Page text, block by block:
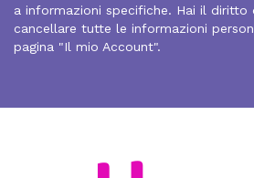
a informazioni specifiche. Hai il diritto
cancellare tutte le informazioni
pagina "Il mio Account".